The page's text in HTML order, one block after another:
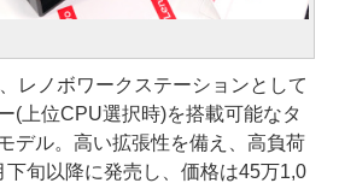
レノボワークステーションとして
(上位CPU選択時)を搭載可能なタ
デル。高い拡張性を備え、高負荷
下旬以降に発売し、価格は45万1,0